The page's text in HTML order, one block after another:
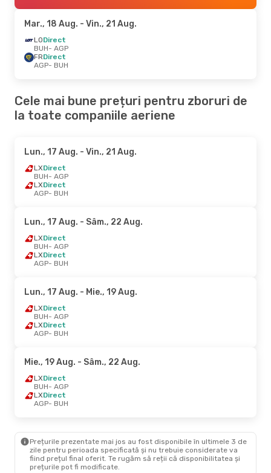
Mar., 18 Aug. - Vin., 21 Aug.
LODirect
BUH- AGP
FRDirect
AGP- BUH
Cele mai bune prețuri pentru zboruri de
la toate companiile aeriene
Lun., 17 Aug. - Vin., 21 Aug.
LXDirect
BUH- AGP
LXDirect
AGP- BUH
Lun., 17 Aug. - Sâm., 22 Aug.
LXDirect
BUH- AGP
LXDirect
AGP- BUH
Lun., 17 Aug. - Mie., 19 Aug.
LXDirect
BUH- AGP
LXDirect
AGP- BUH
Mie., 19 Aug. - Sâm., 22 Aug.
LXDirect
BUH- AGP
LXDirect
AGP- BUH
Prețurile prezentate mai jos au fost disponibile în ultimele 3 de
zile pentru perioada specificată și nu trebuie considerate va
fiind prețul final oferit. Te rugăm să reții că disponibilitatea și
prețurile pot fi modificate.